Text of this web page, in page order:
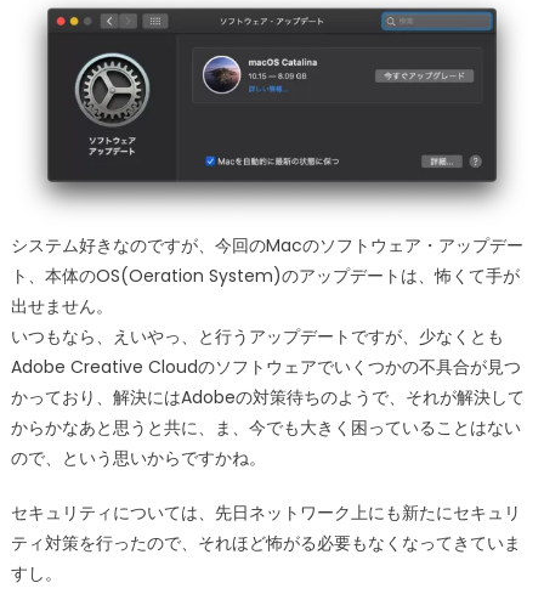
システム好きなのですが、今回のMacのソフトウェア・アップデー
ト、本体のOS(Oeration System)のアップデートは、怖くて手が
出せません。
いつもなら、えいやっ、と行うアップデートですが、少なくとも
Adobe Creative Cloudのソフトウェアでいくつかの不具合が見つ
かっており、解決にはAdobeの対策待ちのようで、それが解決して
からかなあと思うと共に、ま、今でも大きく困っていることはない
ので、という思いからですかね。
セキュリティについては、先日ネットワーク上にも新たにセキュリ
ティ対策を行ったので、それほど怖がる必要もなくなってきていま
すし。